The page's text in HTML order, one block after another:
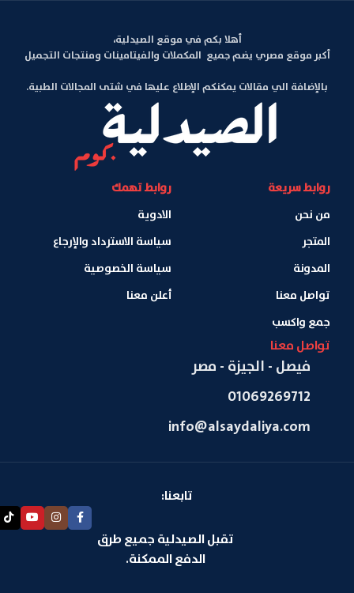
أهلا بكم في موقع الصيدلية،
أكبر موقع مصري يضم جميع المكملات والفيتامينات ومنتجات التجميل
بالإضافة الي مقالات يمكنكم الإطلاع عليها في شتى المجالات الطبية.
روابط سريعة
من نحن
المتجر
المدونة
تواصل معنا
جمع واكسب
روابط تهمك
الادوية
سياسة الاسترداد والإرجاع
سياسة الخصوصية
أعلن معنا
تواصل معنا
فيصل - الجيزة - مصر
01069269712
info@alsaydaliya.com
تابعنا:
تقبل الصيدلية جميع طرق
الدفع الممكنة.